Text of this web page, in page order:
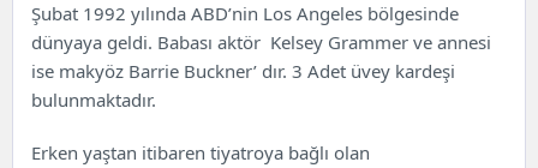
Şubat 1992 yılında ABD’nin Los Angeles bölgesinde
dünyaya geldi. Babası aktör Kelsey Grammer ve annesi
ise makyöz Barrie Buckner’ dır. 3 Adet üvey kardeşi
bulunmaktadır.
Erken yaştan itibaren tiyatroya bağlı olan